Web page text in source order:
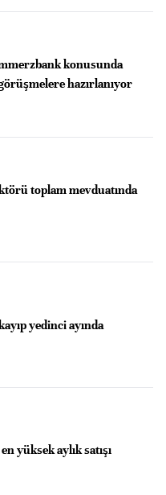
konusunda
hazırlanıyor
toplam mevduatında
yedinci ayında
yüksek aylık satışı